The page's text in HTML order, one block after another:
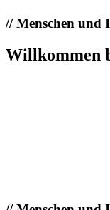
//Menschen und
Willkommen